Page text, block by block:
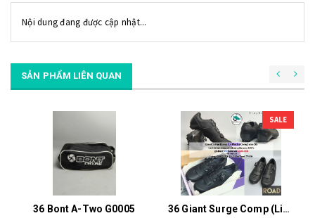
Nội dung đang được cập nhật...
SẢN PHẨM LIÊN QUAN
36 Bont A-Two G0005
SALE
36 Giant Surge Comp (Liv Macha Comp) G0006